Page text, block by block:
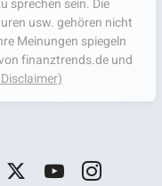
usw. gehören nicht
Meinungen spiegeln
finanztrends.de und